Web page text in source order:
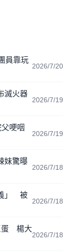
員靠玩
2026/7/20
滅火器
2026/7/19
哽咽
2026/7/19
妹驚曝
2026/7/18
」 被
2026/7/18
蛋 楊大
2026/7/18